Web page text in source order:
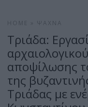
HOME ΨΑΧΝΆ
Τριάδα:
αποψίλωσης
της
Τριάδας με